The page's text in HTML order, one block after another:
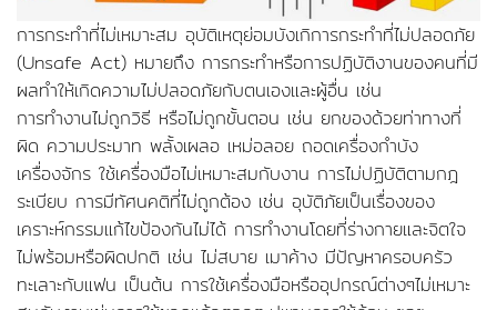
การกระทำที่ไม่เหมาะสม อุบัติเหตุย่อมบังเกิการกระทำที่ไม่ปลอดภัย
(Unsafe Act) หมายถึง การกระทำหรือการปฏิบัติงานของคนที่มี
ผลทำให้เกิดความไม่ปลอดภัยกับตนเองและผู้อื่น เช่น
การทำงานไม่ถูกวิธี หรือไม่ถูกขั้นตอน เช่น ยกของด้วยท่าทางที่
ผิด ความประมาท พลั้งเผลอ เหม่อลอย ถอดเครื่องกำบัง
เครื่องจักร ใช้เครื่องมือไม่เหมาะสมกับงาน การไม่ปฏิบัติตามกฎ
ระเบียบ การมีทัศนคติที่ไม่ถูกต้อง เช่น อุบัติภัยเป็นเรื่องของ
เคราะห์กรรมแก้ไขป้องกันไม่ได้ การทำงานโดยที่ร่างกายและจิตใจ
ไม่พร้อมหรือผิดปกติ เช่น ไม่สบาย เมาค้าง มีปัญหาครอบครัว
ทะเลาะกับแฟน เป็นต้น การใช้เครื่องมือหรืออุปกรณ์ต่างๆไม่เหมาะ